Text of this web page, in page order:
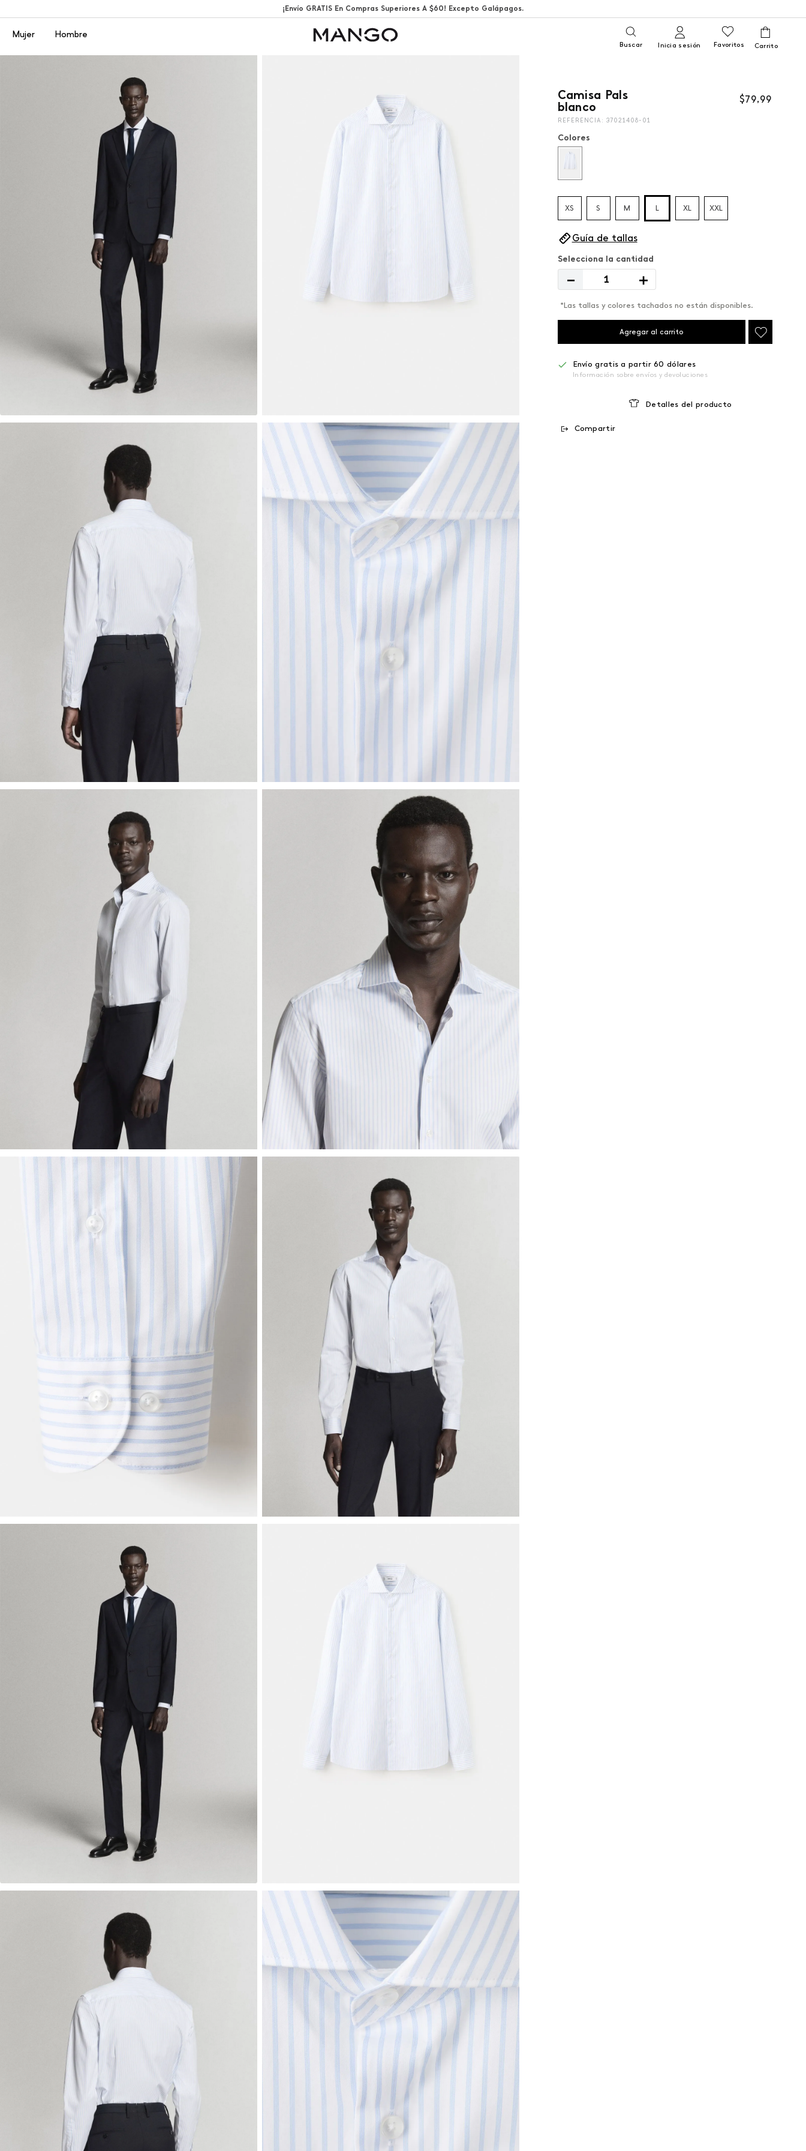
¡Envío GRATIS En Compras Superiores A $60! Excepto Galápagos.
Menú
Mujer Hombre
Buscar Inicia sesión Favoritos
Camisa Pals
blanco
$79,99
REFERENCIA : 37021408-01
Colores
XS S M L XL XXL
Guía de tallas
＋
－
*Las tallas y colores tachados no están disponibles.
Agregar al carrito
Envío gratis a partir 60 dólares
Información sobre envíos y devoluciones
Detalles del producto
Compartir